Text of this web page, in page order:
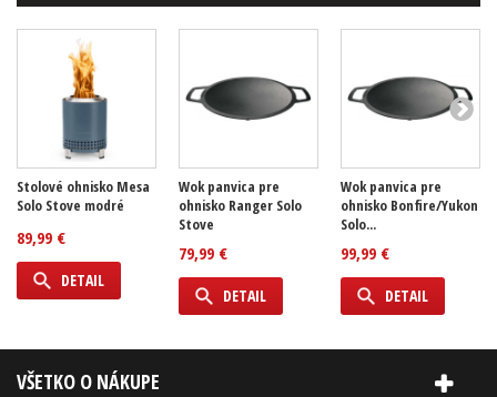
Stolové ohnisko Mesa
Solo Stove modré
89,99 €
DETAIL
Wok panvica pre
ohnisko Ranger Solo
Stove
79,99 €
DETAIL
Wok panvica pre
ohnisko Bonfire/Yukon
Solo...
99,99 €
DETAIL
VŠETKO O NÁKUPE